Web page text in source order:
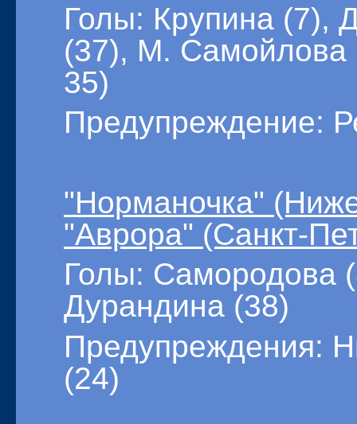
Голы: Крупина (7),
(37), М. Самойлова
35)
Предупреждение:
"Норманочка"
"Аврора" (Санкт-
Голы: Самородова
Дурандина (38)
Предупреждения:
(24)